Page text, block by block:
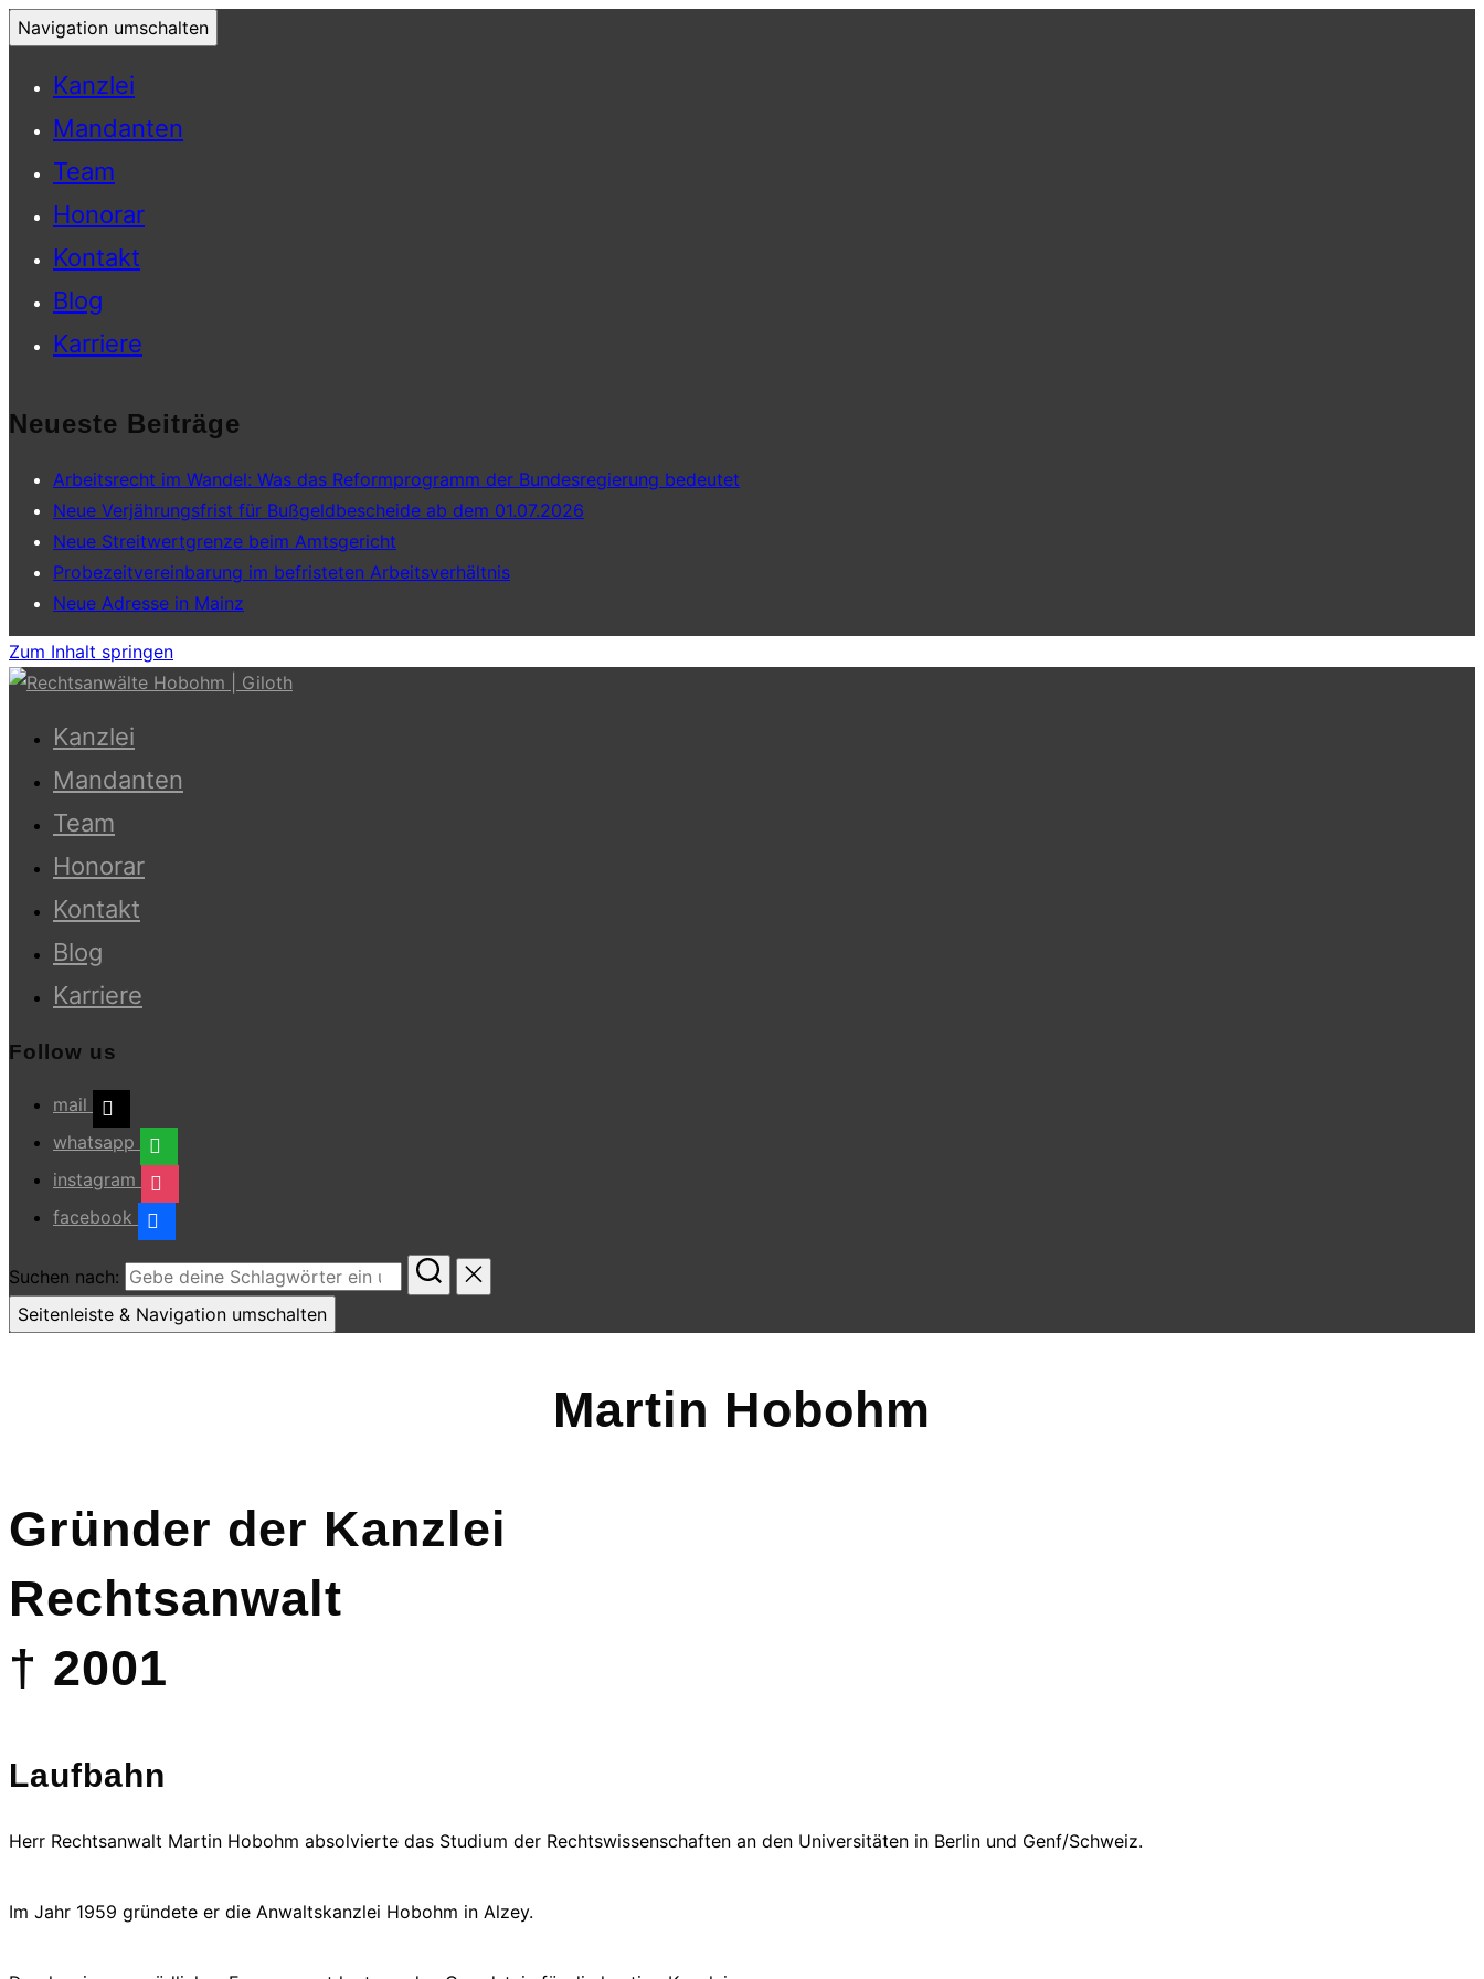
Navigation umschalten
Kanzlei
Mandanten
Team
Honorar
Kontakt
Blog
Karriere
Neueste Beiträge
Arbeitsrecht im Wandel: Was das Reformprogramm der Bundesregierung bedeutet
Neue Verjährungsfrist für Bußgeldbescheide ab dem 01.07.2026
Neue Streitwertgrenze beim Amtsgericht
Probezeitvereinbarung im befristeten Arbeitsverhältnis
Neue Adresse in Mainz
Zum Inhalt springen
Kanzlei
Mandanten
Team
Honorar
Kontakt
Blog
Karriere
Follow us
mail
whatsapp
instagram
facebook
Suchen nach:
Seitenleiste & Navigation umschalten
Martin Hobohm
Gründer der Kanzlei
Rechtsanwalt
† 2001
Laufbahn
Herr Rechtsanwalt Martin Hobohm absolvierte das Studium der Rechtswissenschaften an den Universitäten in Berlin und Genf/Schweiz.
Im Jahr 1959 gründete er die Anwaltskanzlei Hobohm in Alzey.